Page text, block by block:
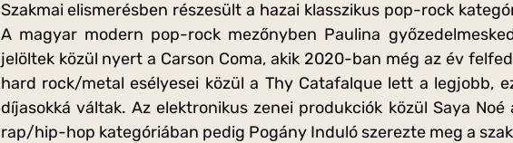
Szakmai elismerésben részesült a hazai klasszikus pop-rock
A magyar modern pop-rock mezőnyben Paulina
jelöltek közül nyert a Carson Coma, akik 2020-ban még az év
hard rock/metal esélyesei közül a Thy Catafalque lett a legjobb,
díjasokká váltak. Az elektronikus zenei produkciók közül Saya
rap/hip-hop kategóriában pedig Pogány Induló szerezte meg a